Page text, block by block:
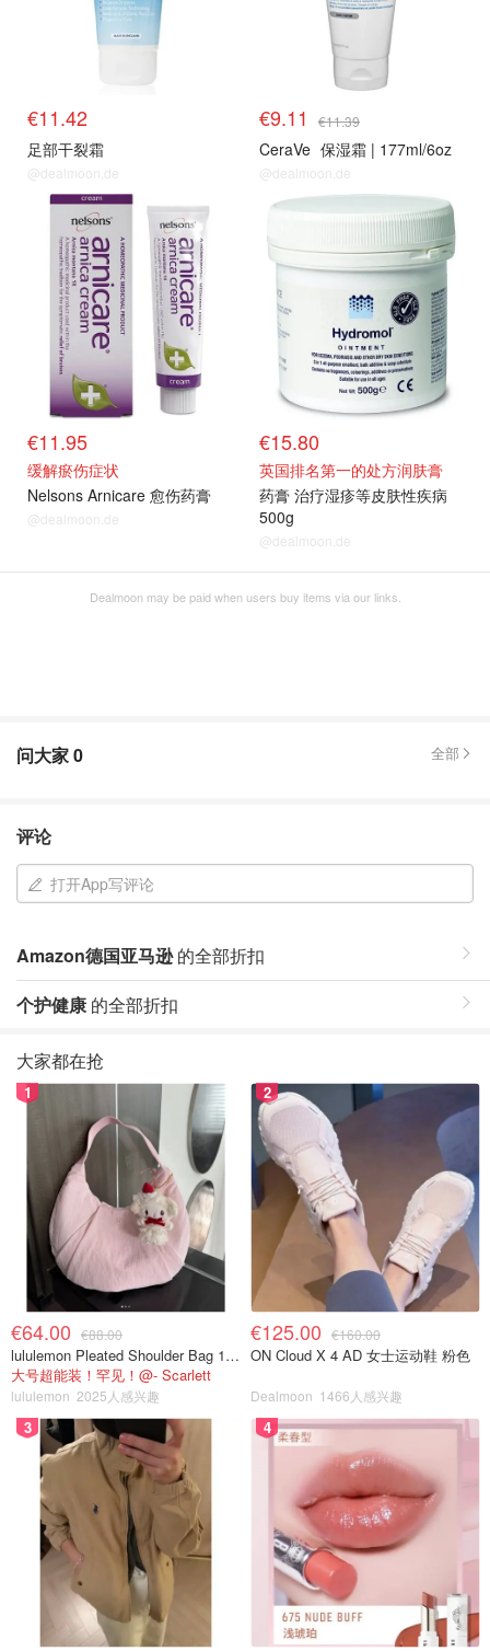
€11.42
足部干裂霜
@dealmoon.de
€9.11 €11.39
CeraVe 保湿霜 | 177ml/6oz
@dealmoon.de
€11.95
缓解瘀伤症状
Nelsons Arnicare 愈伤药膏
@dealmoon.de
€15.80
英国排名第一的处方润肤膏
药膏 治疗湿疹等皮肤性疾病
500g
@dealmoon.de
Dealmoon may be paid when users buy items via our links.
问大家0 全部
评论
打开App写评论
Amazon德国亚马逊的全部折扣
个护健康 的全部折扣
大家都在抢
1
€64.00 €88.00
lululemon Pleated Shoulder Bag 10L 单肩包
大号超能装！罕见！@- Scarlett
lululemon 2025人感兴趣
2
€125.00 €160.00
ON Cloud X 4 AD 女士运动鞋 粉色
Dealmoon 1466人感兴趣
3 4